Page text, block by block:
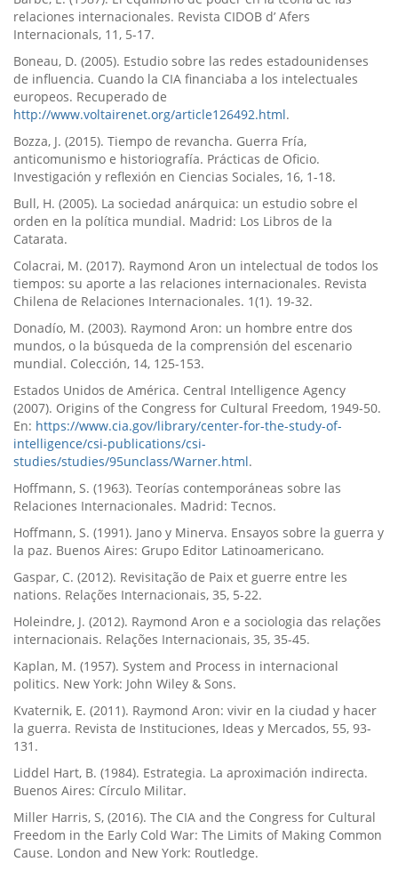
relaciones internacionales. Revista CIDOB d’ Afers
Internacionals, 11, 5-17.
Boneau, D. (2005). Estudio sobre las redes estadounidenses
de influencia. Cuando la CIA financiaba a los intelectuales
europeos. Recuperado de
http://www.voltairenet.org/article126492.html.
Bozza, J. (2015). Tiempo de revancha. Guerra Frí­a,
anticomunismo e historiografí­a. Prácticas de Oficio.
Investigación y reflexión en Ciencias Sociales, 16, 1-18.
Bull, H. (2005). La sociedad anárquica: un estudio sobre el
orden en la polí­tica mundial. Madrid: Los Libros de la
Catarata.
Colacrai, M. (2017). Raymond Aron un intelectual de todos los
tiempos: su aporte a las relaciones internacionales. Revista
Chilena de Relaciones Internacionales. 1(1). 19-32.
Donadí­o, M. (2003). Raymond Aron: un hombre entre dos
mundos, o la búsqueda de la comprensión del escenario
mundial. Colección, 14, 125-153.
Estados Unidos de América. Central Intelligence Agency
(2007). Origins of the Congress for Cultural Freedom, 1949-50.
En: https://www.cia.gov/library/center-for-the-study-of-
intelligence/csi-publications/csi-
studies/studies/95unclass/Warner.html.
Hoffmann, S. (1963). Teorí­as contemporáneas sobre las
Relaciones Internacionales. Madrid: Tecnos.
Hoffmann, S. (1991). Jano y Minerva. Ensayos sobre la guerra y
la paz. Buenos Aires: Grupo Editor Latinoamericano.
Gaspar, C. (2012). Revisitação de Paix et guerre entre les
nations. Relações Internacionais, 35, 5-22.
Holeindre, J. (2012). Raymond Aron e a sociologia das relações
internacionais. Relações Internacionais, 35, 35-45.
Kaplan, M. (1957). System and Process in internacional
politics. New York: John Wiley & Sons.
Kvaternik, E. (2011). Raymond Aron: vivir en la ciudad y hacer
la guerra. Revista de Instituciones, Ideas y Mercados, 55, 93-
131.
Liddel Hart, B. (1984). Estrategia. La aproximación indirecta.
Buenos Aires: Cí­rculo Militar.
Miller Harris, S, (2016). The CIA and the Congress for Cultural
Freedom in the Early Cold War: The Limits of Making Common
Cause. London and New York: Routledge.